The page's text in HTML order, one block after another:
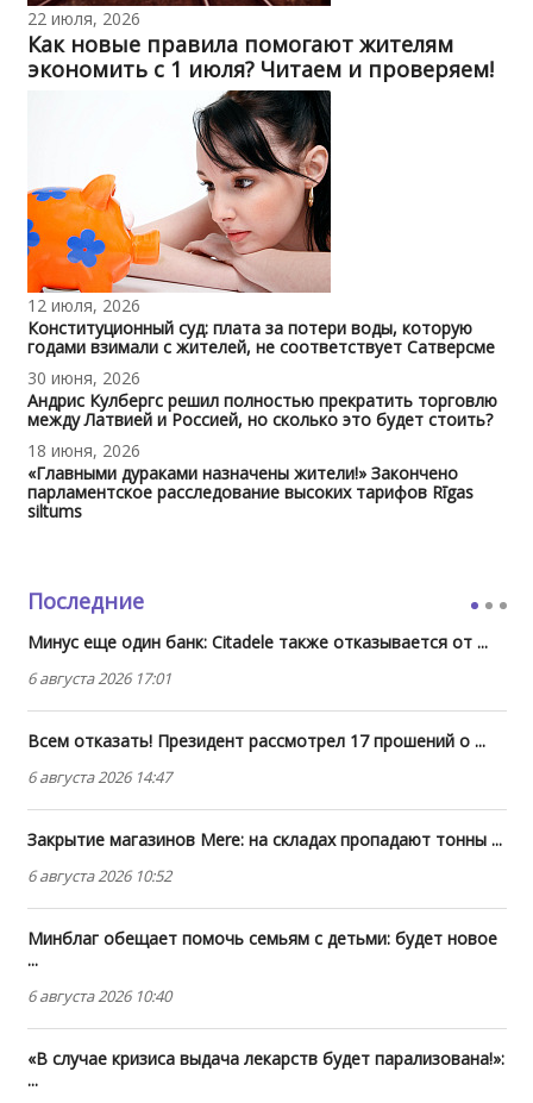
22 июля, 2026
Как новые правила помогают жителям
экономить с 1 июля? Читаем и проверяем!
12 июля, 2026
Конституционный суд: плата за потери воды, которую
годами взимали с жителей, не соответствует Сатверсме
30 июня, 2026
Андрис Кулбергс решил полностью прекратить торговлю
между Латвией и Россией, но сколько это будет стоить?
18 июня, 2026
«Главными дураками назначены жители!» Закончено
парламентское расследование высоких тарифов Rīgas
siltums
Последние
Минус еще один банк: Citadele также отказывается от ...
6 августа 2026 17:01
Всем отказать! Президент рассмотрел 17 прошений о ...
6 августа 2026 14:47
Закрытие магазинов Mere: на складах пропадают тонны ...
6 августа 2026 10:52
Минблаг обещает помочь семьям с детьми: будет новое
...
6 августа 2026 10:40
«В случае кризиса выдача лекарств будет парализована!»:
...